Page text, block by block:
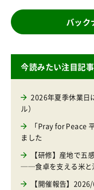
バック
今読みたい注目記事
2026年夏季休業日
ル）
「Pray for Peace
ました
【研修】産地で五
──食卓を支える米と
【開催報告】